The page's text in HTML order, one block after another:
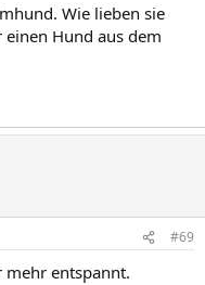
Wie lieben sie
Hund aus dem
#69
entspannt.